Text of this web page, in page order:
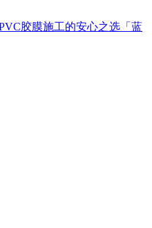
胶膜施工的安心之选「蓝